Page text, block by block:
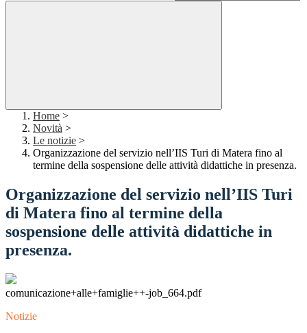
Home >
Novità >
Le notizie >
Organizzazione del servizio nell’IIS Turi di Matera fino al
termine della sospensione delle attività didattiche in presenza.
Organizzazione del servizio nell’IIS Turi
di Matera fino al termine della
sospensione delle attività didattiche in
presenza.
comunicazione+alle+famiglie++-job_664.pdf
Notizie